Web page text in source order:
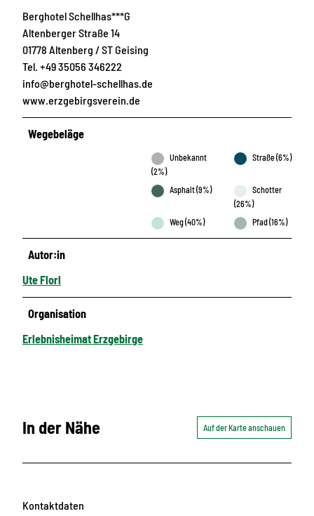
Berghotel Schellhas***G
Altenberger Straße 14
01778 Altenberg / ST Geising
Tel. +49 35056 346222
info@berghotel-schellhas.de
www.erzgebirgsverein.de
Wegebeläge
Unbekannt
(2%)
Straße (6%)
Asphalt (9%)
Schotter
(26%)
Weg (40%)
Pfad (16%)
Autor:in
Ute Florl
Organisation
Erlebnisheimat Erzgebirge
In der Nähe Auf der Karte anschauen
Kontaktdaten